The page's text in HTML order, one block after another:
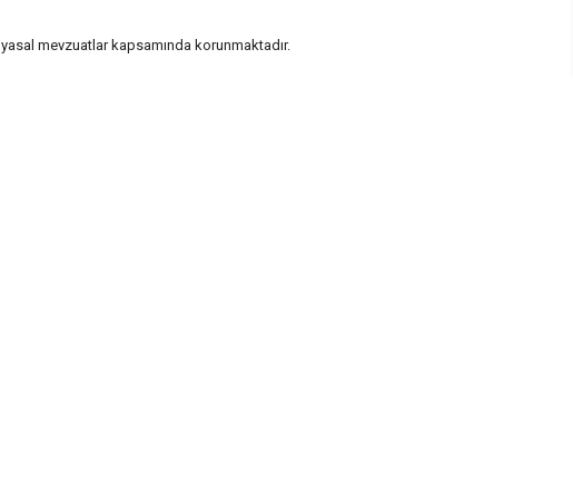
mevzuatlar kapsamında korunmaktadır.